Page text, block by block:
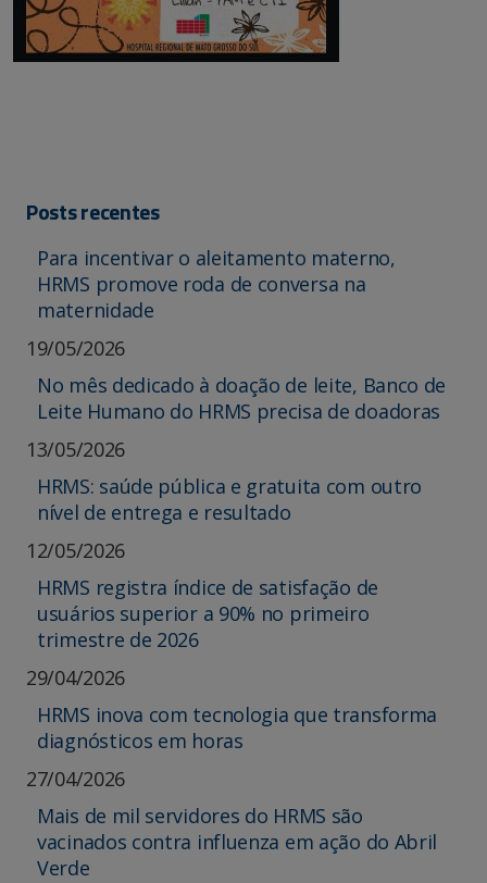
Posts recentes
Para incentivar o aleitamento materno,
HRMS promove roda de conversa na
maternidade
19/05/2026
No mês dedicado à doação de leite, Banco de
Leite Humano do HRMS precisa de doadoras
13/05/2026
HRMS: saúde pública e gratuita com outro
nível de entrega e resultado
12/05/2026
HRMS registra índice de satisfação de
usuários superior a 90% no primeiro
trimestre de 2026
29/04/2026
HRMS inova com tecnologia que transforma
diagnósticos em horas
27/04/2026
Mais de mil servidores do HRMS são
vacinados contra influenza em ação do Abril
Verde